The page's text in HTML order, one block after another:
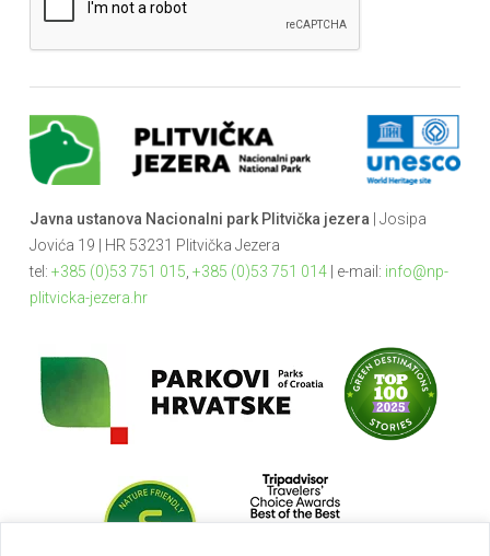
Javna ustanova Nacionalni park Plitvička jezera | Josipa
Jovića 19 | HR 53231 Plitvička Jezera
tel: +385 (0)53 751 015 +385 (0)53 751 014| e-mail: info@np-
plitvicka-jezera.hr